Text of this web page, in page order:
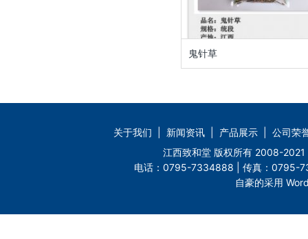
鬼针草
关于我们 新闻资讯 产品展示
公司荣
江西致和堂 版权所有 2008-
电话：0795-7334888 | 传真：0795-
自豪的采用